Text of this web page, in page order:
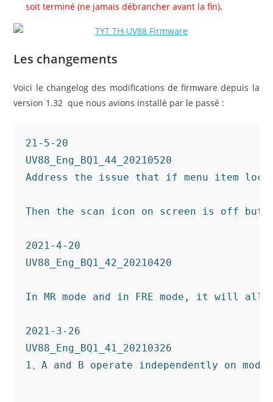
soit terminé (ne jamais débrancher avant la fin).
Les changements
Voici le changelog des modifications de firmware depuis la
version 1.32 que nous avions installé par le passé :
21-5-20
UV88_Eng_BQ1_44_20210520
Address the issue that if menu item
Then the scan icon on screen is off but
2021-4-20
UV88_Eng_BQ1_42_20210420
In MR mode and in FRE mode, it will all
2021-3-26
UV88_Eng_BQ1_41_20210326
1、A and B operate independently on mode